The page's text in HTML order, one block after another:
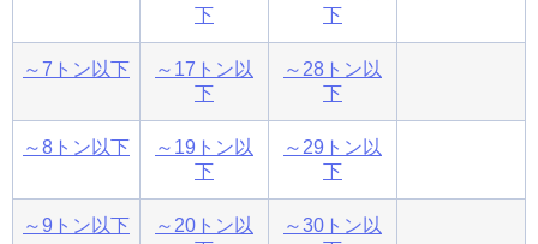
下
下
～7トン以下
～17トン以
下
～28トン以
下
～8トン以下
～19トン以
下
～29トン以
下
～9トン以下
～20トン以
～30トン以